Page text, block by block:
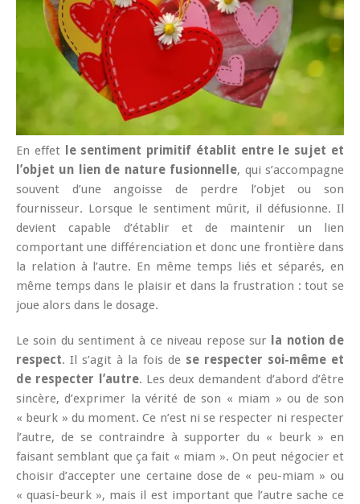
En effet
le sentiment primitif établit entre le sujet et
l’objet un lien de nature fusionnelle, qui s’accompagne
souvent d’une angoisse de perdre l’objet ou son
fournisseur. Lorsque le sentiment mûrit, il défusionne. Il
devient capable d’établir et de maintenir un lien
comportant une différenciation et donc une frontière dans
la relation à l’autre. En même temps liés et séparés, en
même temps dans le plaisir et dans la frustration : tout se
joue alors dans le dosage.
Le soin du sentiment à ce niveau repose sur
la notion de
respect. Il s’agit à la fois de se respecter soi-même et
de respecter l’autre. Les deux demandent d’abord d’être
sincère, d’exprimer la vérité de son « miam » ou de son
« beurk » du moment. Ce n’est ni se respecter ni respecter
l’autre, de se contraindre à supporter du « beurk » en
faisant semblant que ça fait « miam ». On peut négocier et
choisir d’accepter une certaine dose de « peu-miam » ou
« quasi-beurk », mais il est important que l’autre sache ce